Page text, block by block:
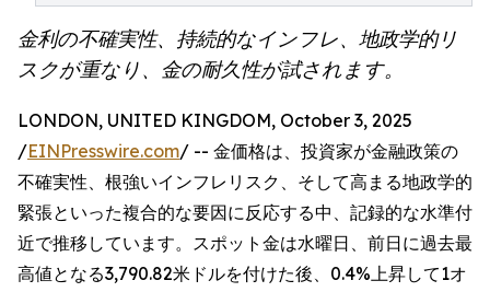
金利の不確実性、持続的なインフレ、地政学的リ
スクが重なり、金の耐久性が試されます。
LONDON, UNITED KINGDOM, October 3, 2025
/EINPresswire.com/ -- 金価格は、投資家が金融政策の
不確実性、根強いインフレリスク、そして高まる地政学的
緊張といった複合的な要因に反応する中、記録的な水準付
近で推移しています。スポット金は水曜日、前日に過去最
高値となる3,790.82米ドルを付けた後、0.4%上昇して1オ